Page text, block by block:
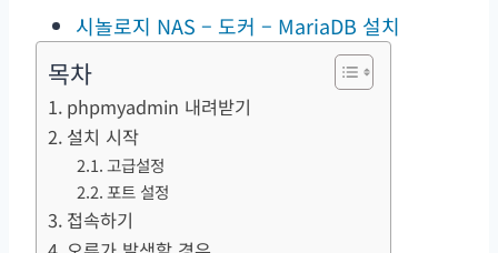
시놀로지 NAS – 도커 – MariaDB 설치
목차
phpmyadmin 내려받기
설치 시작
고급설정
포트 설정
접속하기